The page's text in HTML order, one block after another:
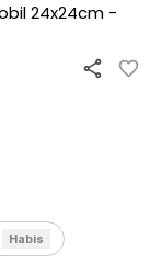
24x24cm -
Habis